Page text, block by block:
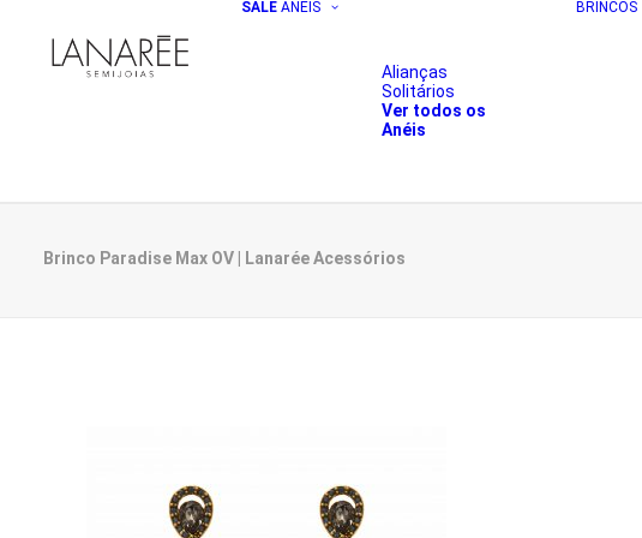
SALE ANÉIS
Alianças
Solitários
Ver todos os
Anéis
BRINCOS
Brinco Paradise Max OV | Lanarée Acessórios